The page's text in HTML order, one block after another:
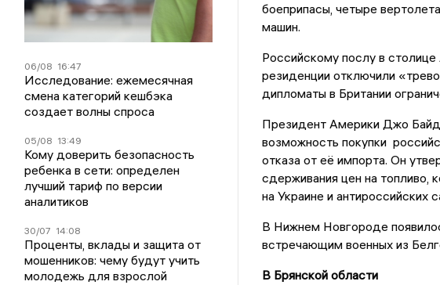
06/08 16:47
Исследование: ежемесячная
смена категорий кешбэка
создает волны спроса
05/08 13:49
Кому доверить безопасность
ребенка в сети: определен
лучший тариф по версии
аналитиков
30/07 14:08
Проценты, вклады и защита от
мошенников: чему будут учить
молодежь для взрослой
боеприпасы, четыре
машин.
Российскому послу в столице
резиденции отключили
дипломаты в Британии
Президент Америки Джо
возможность покупки
отказа от её импорта. Он
сдерживания цен на топливо,
на Украине и антироссийских
В Нижнем Новгороде
встречающим военных из
В Брянской области